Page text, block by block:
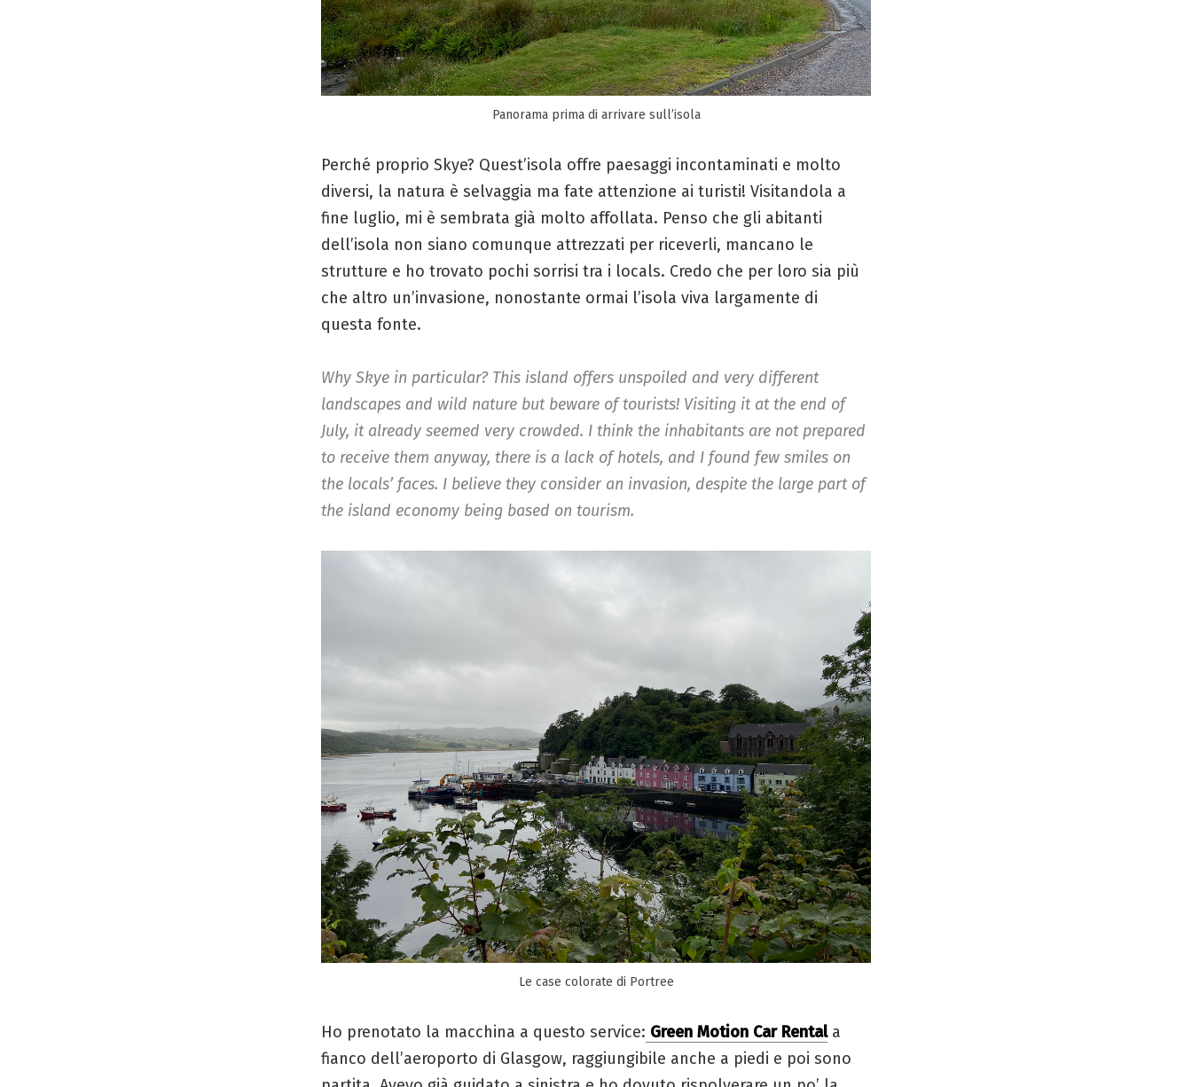
Panorama prima di arrivare sull’isola
Perché proprio Skye? Quest’isola offre paesaggi incontaminati e molto
diversi, la natura è selvaggia ma fate attenzione ai turisti! Visitandola a
fine luglio, mi è sembrata già molto affollata. Penso che gli abitanti
dell’isola non siano comunque attrezzati per riceverli, mancano le
strutture e ho trovato pochi sorrisi tra i locals. Credo che per loro sia più
che altro un’invasione, nonostante ormai l’isola viva largamente di
questa fonte.
Why Skye in particular? This island offers unspoiled and very different
landscapes and wild nature but beware of tourists! Visiting it at the end of
July, it already seemed very crowded. I think the inhabitants are not prepared
to receive them anyway, there is a lack of hotels, and I found few smiles on
the locals’ faces. I believe they consider an invasion, despite the large part of
the island economy being based on tourism.
Le case colorate di Portree
Ho prenotato la macchina a questo service: Green Motion Car Rental a
fianco dell’aeroporto di Glasgow, raggiungibile anche a piedi e poi sono